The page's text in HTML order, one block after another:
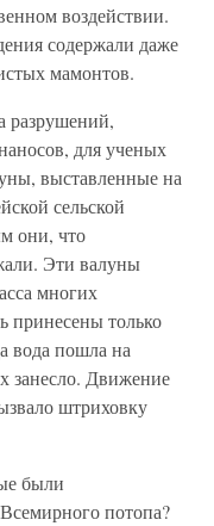
воздействии.
содержали даже
мамонтов.
разрушений,
для ученых
выставленные на
сельской
они, что
Эти валуны
многих
принесены только
вода пошла на
занесло. Движение
штриховку
были
потопа?